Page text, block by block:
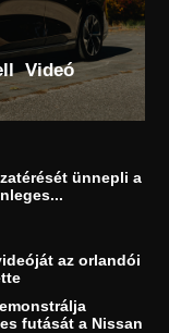
Videó
ünnepli a
az orlandói
futását a Nissan